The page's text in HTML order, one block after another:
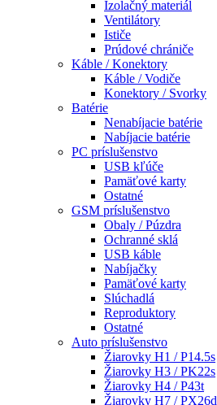
Izolačný materiál
Ventilátory
Ističe
Prúdové chrániče
Káble / Konektory
Káble / Vodiče
Konektory / Svorky
Batérie
Nenabíjacie batérie
Nabíjacie batérie
PC príslušenstvo
USB kľúče
Pamäťové karty
Ostatné
GSM príslušenstvo
Obaly / Púzdra
Ochranné sklá
USB káble
Nabíjačky
Pamäťové karty
Slúchadlá
Reproduktory
Ostatné
Auto príslušenstvo
Žiarovky H1 / P14.5s
Žiarovky H3 / PK22s
Žiarovky H4 / P43t
Žiarovky H7 / PX26d